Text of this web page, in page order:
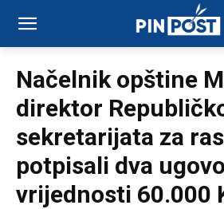
Načelnik opštine
direktor
sekretarijata za
potpisali dva
vrijednosti 60.000